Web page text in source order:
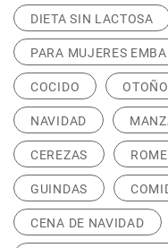
DIETA SIN LACTOSA
PARA MUJERES
COCIDO OTOÑO
NAVIDAD
CEREZAS
GUINDAS
CENA DE NAVIDAD